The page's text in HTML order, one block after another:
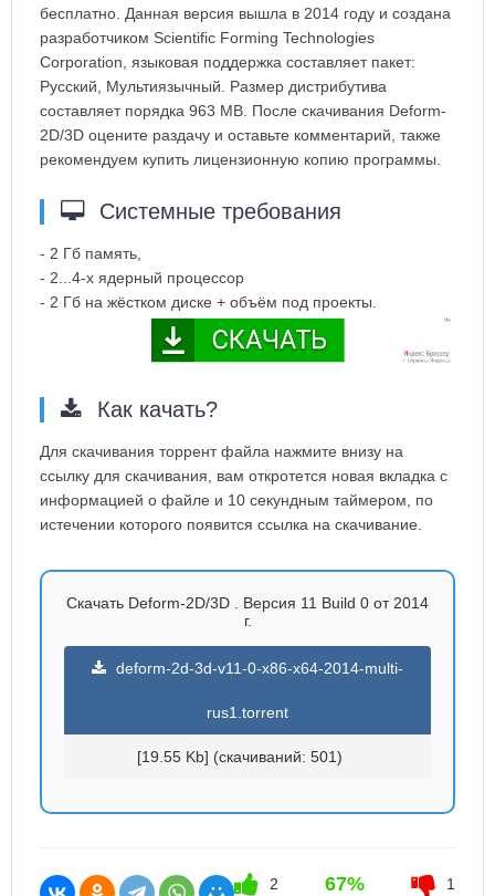
бесплатно. Данная версия вышла в 2014 году и создана
разработчиком Scientific Forming Technologies
Corporation, языковая поддержка составляет пакет:
Русский, Мультиязычный. Размер дистрибутива
составляет порядка 963 MB. После скачивания Deform-
2D/3D оцените раздачу и оставьте комментарий, также
рекомендуем купить лицензионную копию программы.
Системные требования
- 2 Гб память,
- 2...4-х ядерный процессор
- 2 Гб на жёстком диске + объём под проекты.
Как качать?
Для скачивания торрент файла нажмите внизу на
ссылку для скачивания, вам откротется новая вкладка с
информацией о файле и 10 секундным таймером, по
истечении которого появится ссылка на скачивание.
Скачать Deform-2D/3D . Версия 11 Build 0 от 2014
г.
deform-2d-3d-v11-0-x86-x64-2014-multi-
rus1.torrent
[19.55 Kb] (cкачиваний: 501)
2 67% 1